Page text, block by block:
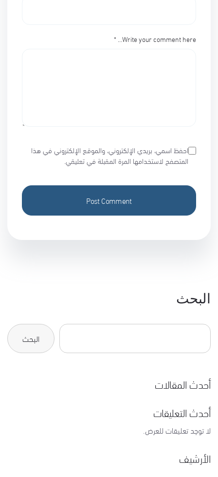
Write your comment here…
*
احفظ اسمي، بريدي الإلكتروني، والموقع الإلكتروني في هذا
المتصفح لاستخدامها المرة المقبلة في تعليقي.
البحث
البحث
أحدث المقالات
أحدث التعليقات
لا توجد تعليقات للعرض.
الأرشيف